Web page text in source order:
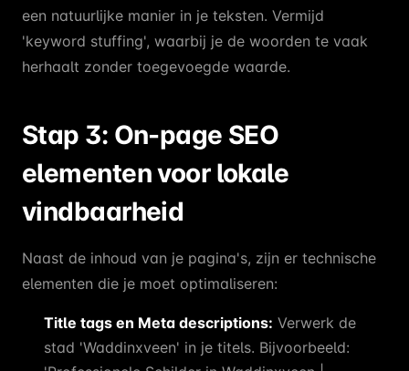
een natuurlijke manier in je teksten. Vermijd
'keyword stuffing', waarbij je de woorden te vaak
herhaalt zonder toegevoegde waarde.
Stap 3: On-page SEO
elementen voor lokale
vindbaarheid
Naast de inhoud van je pagina's, zijn er technische
elementen die je moet optimaliseren:
Title tags en Meta descriptions: Verwerk de
stad 'Waddinxveen' in je titels. Bijvoorbeeld: